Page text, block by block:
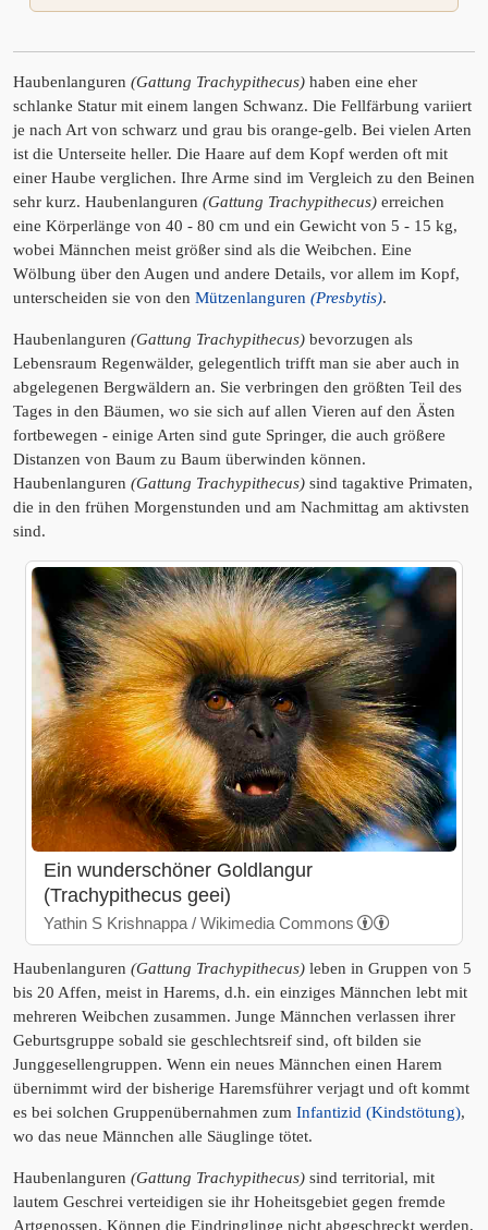
Haubenlanguren (Gattung Trachypithecus) haben eine eher
schlanke Statur mit einem langen Schwanz. Die Fellfärbung variiert
je nach Art von schwarz und grau bis orange-gelb. Bei vielen Arten
ist die Unterseite heller. Die Haare auf dem Kopf werden oft mit
einer Haube verglichen. Ihre Arme sind im Vergleich zu den Beinen
sehr kurz. Haubenlanguren (Gattung Trachypithecus) erreichen
eine Körperlänge von 40 - 80 cm und ein Gewicht von 5 - 15 kg,
wobei Männchen meist größer sind als die Weibchen. Eine
Wölbung über den Augen und andere Details, vor allem im Kopf,
unterscheiden sie von den Mützenlanguren (Presbytis).
Haubenlanguren (Gattung Trachypithecus) bevorzugen als
Lebensraum Regenwälder, gelegentlich trifft man sie aber auch in
abgelegenen Bergwäldern an. Sie verbringen den größten Teil des
Tages in den Bäumen, wo sie sich auf allen Vieren auf den Ästen
fortbewegen - einige Arten sind gute Springer, die auch größere
Distanzen von Baum zu Baum überwinden können.
Haubenlanguren (Gattung Trachypithecus) sind tagaktive Primaten,
die in den frühen Morgenstunden und am Nachmittag am aktivsten
sind.
Ein wunderschöner Goldlangur
(Trachypithecus geei)
Yathin S Krishnappa / Wikimedia Commons
Haubenlanguren (Gattung Trachypithecus) leben in Gruppen von 5
bis 20 Affen, meist in Harems, d.h. ein einziges Männchen lebt mit
mehreren Weibchen zusammen. Junge Männchen verlassen ihrer
Geburtsgruppe sobald sie geschlechtsreif sind, oft bilden sie
Junggesellengruppen. Wenn ein neues Männchen einen Harem
übernimmt wird der bisherige Haremsführer verjagt und oft kommt
es bei solchen Gruppenübernahmen zum Infantizid (Kindstötung),
wo das neue Männchen alle Säuglinge tötet.
Haubenlanguren (Gattung Trachypithecus) sind territorial, mit
lautem Geschrei verteidigen sie ihr Hoheitsgebiet gegen fremde
Artgenossen. Können die Eindringlinge nicht abgeschreckt werden,